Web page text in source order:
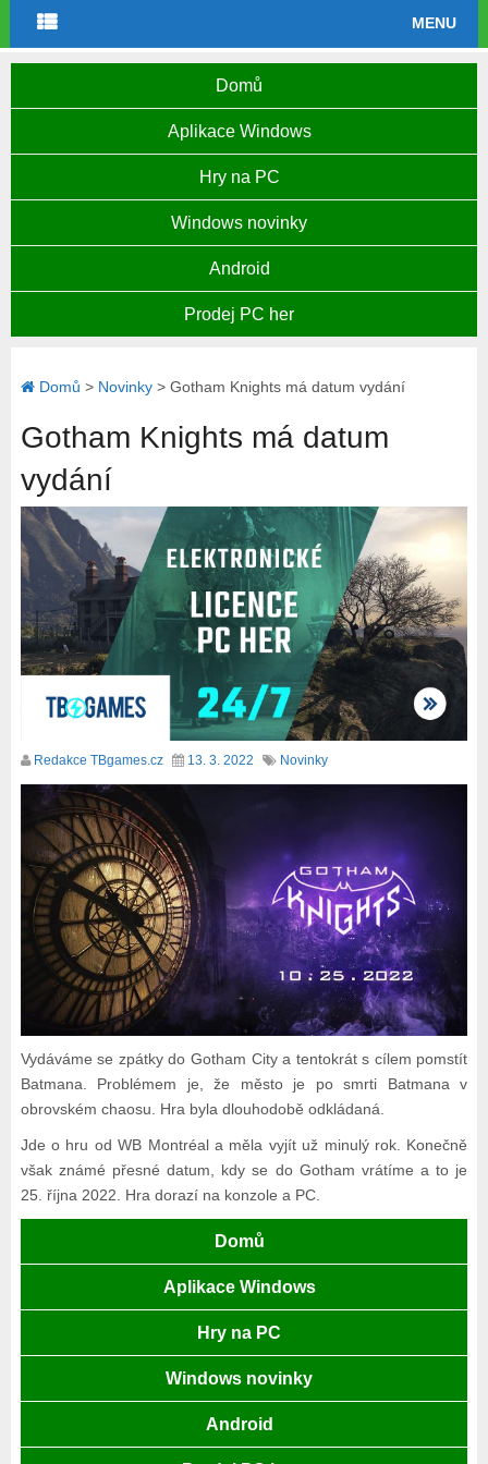
MENU
Domů
Aplikace Windows
Hry na PC
Windows novinky
Android
Prodej PC her
Domů > Novinky> Gotham Knights má datum vydání
Gotham Knights má datum
vydání
Redakce TBgames.cz 13. 3. 2022 Novinky
Vydáváme se zpátky do Gotham City a tentokrát s cílem pomstít
Batmana. Problémem je, že město je po smrti Batmana v
obrovském chaosu. Hra byla dlouhodobě odkládaná.
Jde o hru od WB Montréal a měla vyjít už minulý rok. Konečně
však známé přesné datum, kdy se do Gotham vrátíme a to je
25. října 2022. Hra dorazí na konzole a PC.
Domů
Aplikace Windows
Hry na PC
Windows novinky
Android